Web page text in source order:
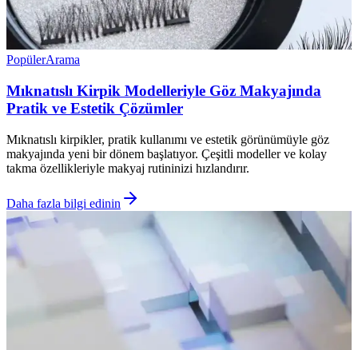
PopülerArama
Mıknatıslı Kirpik Modelleriyle Göz Makyajında
Pratik ve Estetik Çözümler
Mıknatıslı kirpikler, pratik kullanımı ve estetik görünümüyle göz
makyajında yeni bir dönem başlatıyor. Çeşitli modeller ve kolay
takma özellikleriyle makyaj rutininizi hızlandırır.
Daha fazla bilgi edinin